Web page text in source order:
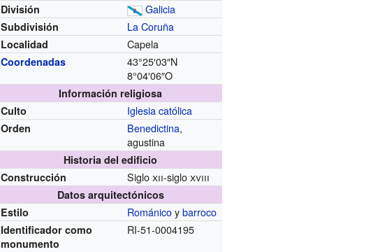
División Galicia
Subdivisión La Coruña
Localidad Capela
Coordenadas
43°25′03″N
8°04′06″O
Información religiosa
Culto
Iglesia católica
Orden Benedictina,
agustina
Historia del edificio
Construcción
Sigloxii-sigloxviii
Datos arquitectónicos
Estilo
Románicoybarroco
Identificador como
monumento
RI-51-0004195